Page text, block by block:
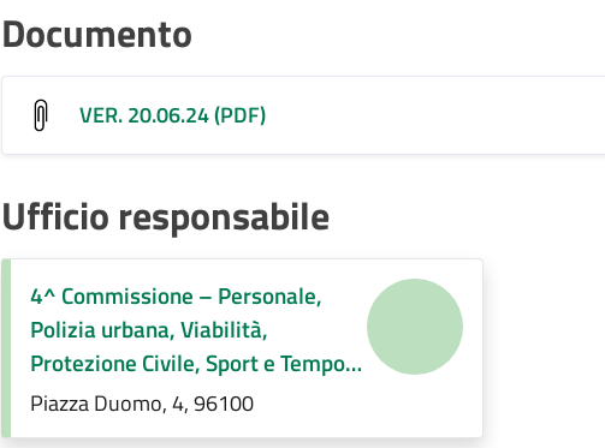
Documento
VER. 20.06.24 (PDF)
Ufficio responsabile
4^ Commissione – Personale,
Polizia urbana, Viabilità,
Protezione Civile, Sport e Tempo
libero, Servizi Demografici,
Società partecipate,
Piazza Duomo, 4, 96100